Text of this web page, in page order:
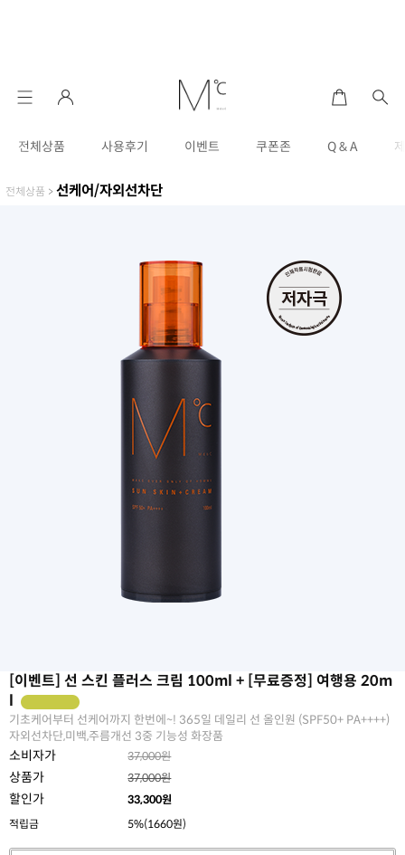
전체상품 사용후기 이벤트 쿠폰존 Q & A
전체상품 > 선케어/자외선차단
[이벤트] 선 스킨 플러스 크림 100ml + [무료증정] 여행용 20m
l
기초케어부터 선케어까지 한번에~! 365일 데일리 선 올인원 (SPF50+ PA++++)
자외선차단,미백,주름개선 3중 기능성 화장품
소비자가 37,000원
상품가 37,000원
할인가 33,300원
적립금
5%(1660원)